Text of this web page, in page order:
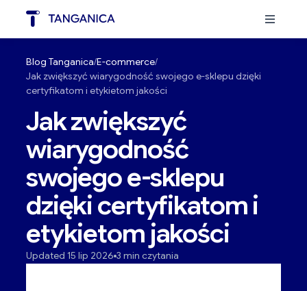
Blog Tanganica E-commerce
Jak zwiększyć wiarygodność swojego e-sklepu dzięki
certyfikatom i etykietom jakości
Jak zwiększyć
wiarygodność
swojego e-sklepu
dzięki certyfikatom i
etykietom jakości
Updated 15 lip 2026 3 min czytania